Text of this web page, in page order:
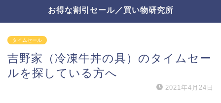
お得な割引セール／買い物研究所
タイムセール
吉野家（冷凍牛丼の具）のタイムセー
ルを探している方へ
2021年4月24日